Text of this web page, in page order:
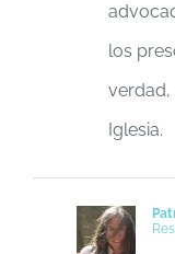
los
verdad,
Iglesia.